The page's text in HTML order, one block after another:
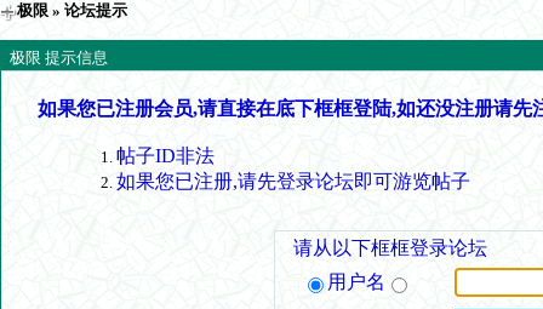
极限 » 论坛提示
极限 提示信息
如果您已注册会员,请直接在底下框框登陆,如还没注册请先
帖子ID非法
如果您已注册,请先登录论坛即可游览帖子
请从以下框框登录论坛
用户名